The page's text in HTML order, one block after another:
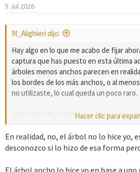
5 Jul 2026
M_Alighieri dijo:
Hay algo en lo que me acabo de fijar
captura que has puesto en esta última
árboles menos anchos parecen en
los bordes de los más anchos, o al
no utilizaste, lo cual queda un poco raro.
¿Has probado a darles una forma un
Hacer clic para
En realidad, no, el árbol no lo hice yo,
desconozco si lo hizo de esa forma